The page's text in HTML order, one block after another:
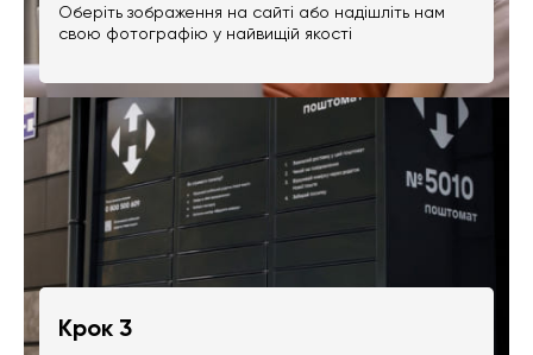
Оберіть зображення на сайті або надішліть нам
свою фотографію у найвищій якості
Крок 3